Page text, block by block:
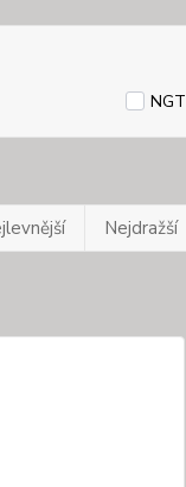
NGT
Nejdražší